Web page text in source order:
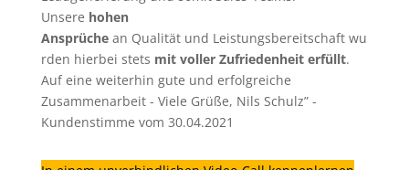
Unsere hohen
Ansprüchean Qualität und Leistungsbereitschaft wu
rden hierbei stets mit voller Zufriedenheit erfüllt.
Auf eine weiterhin gute und erfolgreiche
Zusammenarbeit - Viele Grüße, Nils Schulz” -
Kundenstimme vom 30.04.2021